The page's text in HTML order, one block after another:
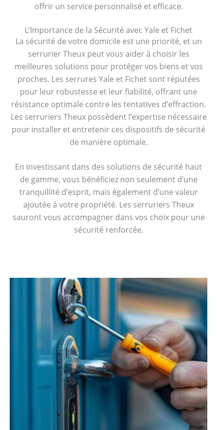
offrir un service personnalisé et efficace.
L’Importance de la Sécurité avec Yale et Fichet
La sécurité de votre domicile est une priorité, et un
serrurier Theux peut vous aider à choisir les
meilleures solutions pour protéger vos biens et vos
proches. Les serrures Yale et Fichet sont réputées
pour leur robustesse et leur fiabilité, offrant une
résistance optimale contre les tentatives d’effraction.
Les serruriers Theux possèdent l’expertise nécessaire
pour installer et entretenir ces dispositifs de sécurité
de manière optimale.
En investissant dans des solutions de sécurité haut
de gamme, vous bénéficiez non seulement d’une
tranquillité d’esprit, mais également d’une valeur
ajoutée à votre propriété. Les serruriers Theux
sauront vous accompagner dans vos choix pour une
sécurité renforcée.